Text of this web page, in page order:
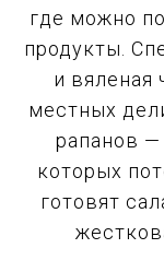
где можно
продукты.
и вяленая
местных
рапанов
которых
готовят